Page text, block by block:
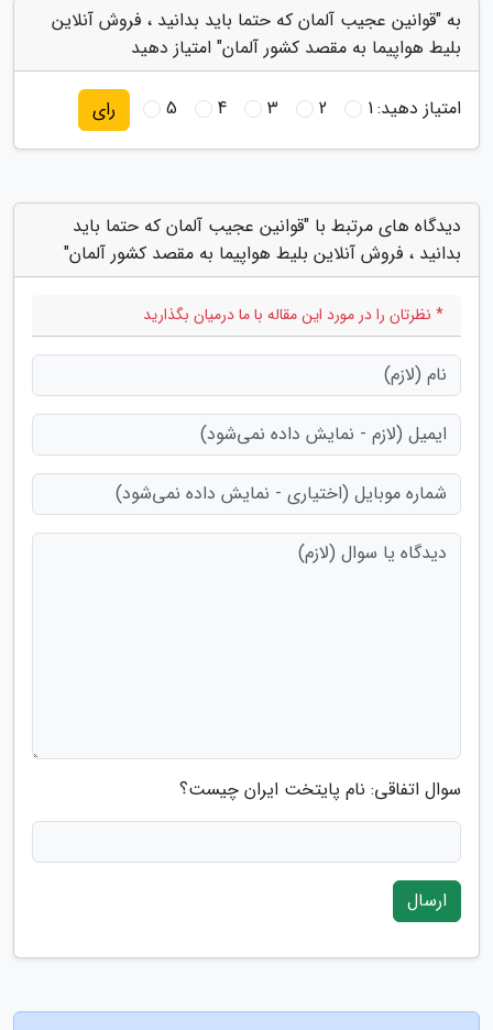
به "قوانین عجیب آلمان که حتما باید بدانید ، فروش آنلاین
بلیط هواپیما به مقصد کشور آلمان" امتیاز دهید
امتیاز دهید:1
2
3
4
5 رای
دیدگاه های مرتبط با "قوانین عجیب آلمان که حتما باید
بدانید ، فروش آنلاین بلیط هواپیما به مقصد کشور آلمان"
* نظرتان را در مورد این مقاله با ما درمیان بگذارید
سوال اتفاقی: نام پایتخت ایران چیست؟
ارسال